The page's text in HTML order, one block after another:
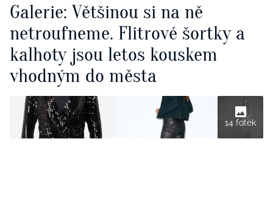
Galerie: Většinou si na ně
netroufneme. ⁠Flitrové šortky a
kalhoty jsou letos kouskem
vhodným do města
14 fotek